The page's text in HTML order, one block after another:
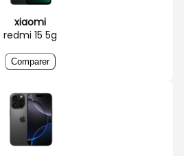
xiaomi
redmi 15 5g
Comparer